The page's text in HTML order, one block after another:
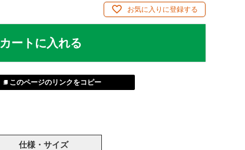
お気に入りに登録する
カートに入れる
このページのリンクをコピー
仕様・サイズ